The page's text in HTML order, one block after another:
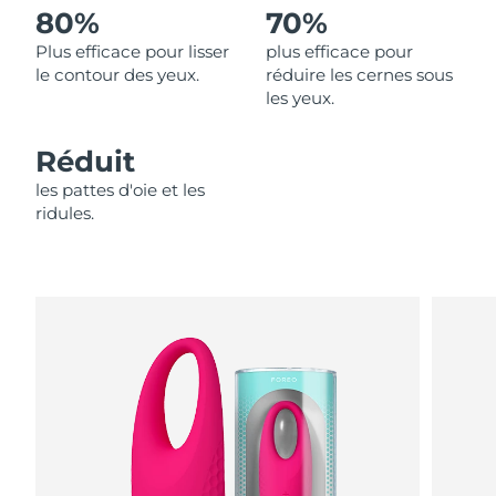
80%
Plus efficace pour lisser
le contour des yeux.
70%
plus efficace pour
réduire les cernes sous
les yeux.
Réduit
les pattes d'oie et les
ridules.
Philippines Livraison estimée8/14/26
Livraison estimée
Portugal
Porto Rico
Livraison estimée
Arabie saoudite Livraison estimée